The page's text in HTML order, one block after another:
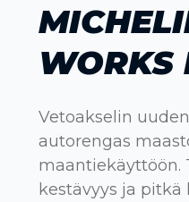
WORKS
Vetoakselin
autorengas
maantiekäyttöön.
kestävyys ja